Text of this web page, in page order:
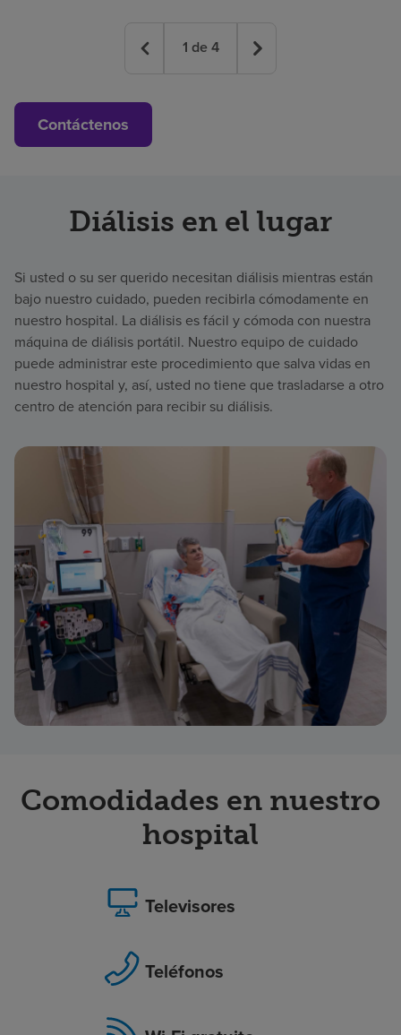
1 de 4
Contáctenos
Diálisis en el lugar
Si usted o su ser querido necesitan diálisis mientras están
bajo nuestro cuidado, pueden recibirla cómodamente en
nuestro hospital. La diálisis es fácil y cómoda con nuestra
máquina de diálisis portátil. Nuestro equipo de cuidado
puede administrar este procedimiento que salva vidas en
nuestro hospital y, así, usted no tiene que trasladarse a otro
centro de atención para recibir su diálisis.
Comodidades en nuestro
hospital
Televisores
Teléfonos